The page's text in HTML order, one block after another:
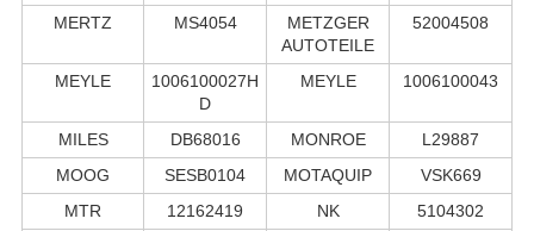
MERTZ MS4054
METZGER
AUTOTEILE
52004508
MEYLE
1006100027H
D
MEYLE 1006100043
MILES DB68016 MONROE
L29887
MOOG
SESB0104 MOTAQUIP
VSK669
MTR
12162419 NK
5104302